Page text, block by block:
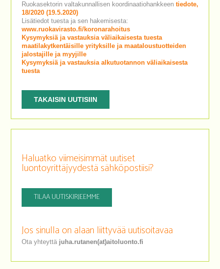
Ruokasektorin valtakunnallisen koordinaatiohankkeen tiedote,
18/2020 (19.5.2020)
Lisätiedot tuesta ja sen hakemisesta:
www.ruokavirasto.fi/koronarahoitus
Kysymyksiä ja vastauksia väliaikaisesta tuesta
maatilakytkentäisille yrityksille ja maataloustuotteiden
jalostajille ja myyjille
Kysymyksiä ja vastauksia alkutuotannon väliaikaisesta
tuesta
TAKAISIN UUTISIIN
Haluatko viimeisimmät uutiset
luontoyrittäjyydestä sähköpostiisi?
TILAA UUTISKIRJEEMME
Jos sinulla on alaan liittyvää uutisoitavaa
Ota yhteyttä juha.rutanen(at)aitoluonto.fi